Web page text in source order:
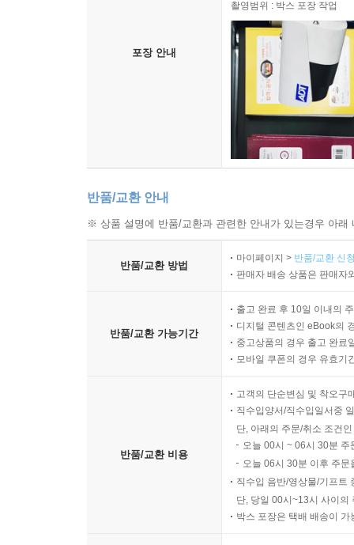
포장 안내
촬영범위 : 박스 포장 작업
반품/교환 안내
※ 상품 설명에 반품/교환과 관련한 안내가 있는경우 아
반품/교환 방법
마이페이지 > 반품/교환 신
판매자 배송 상품은 판매자
반품/교환 가능기간
출고 완료 후 10일 이내의
디지털 콘텐츠인 eBook의
중고상품의 경우 출고 완료
모바일 쿠폰의 경우 유효기
반품/교환 비용
고객의 단순변심 및 착오구
직수입양서/직수입일서중
단, 아래의 주문/취소 조건
오늘 00시 ~ 06시 30분
오늘 06시 30분 이후 주
직수입 음반/영상물/기프트
단, 당일 00시~13시 사이의
박스 포장은 택배 배송이